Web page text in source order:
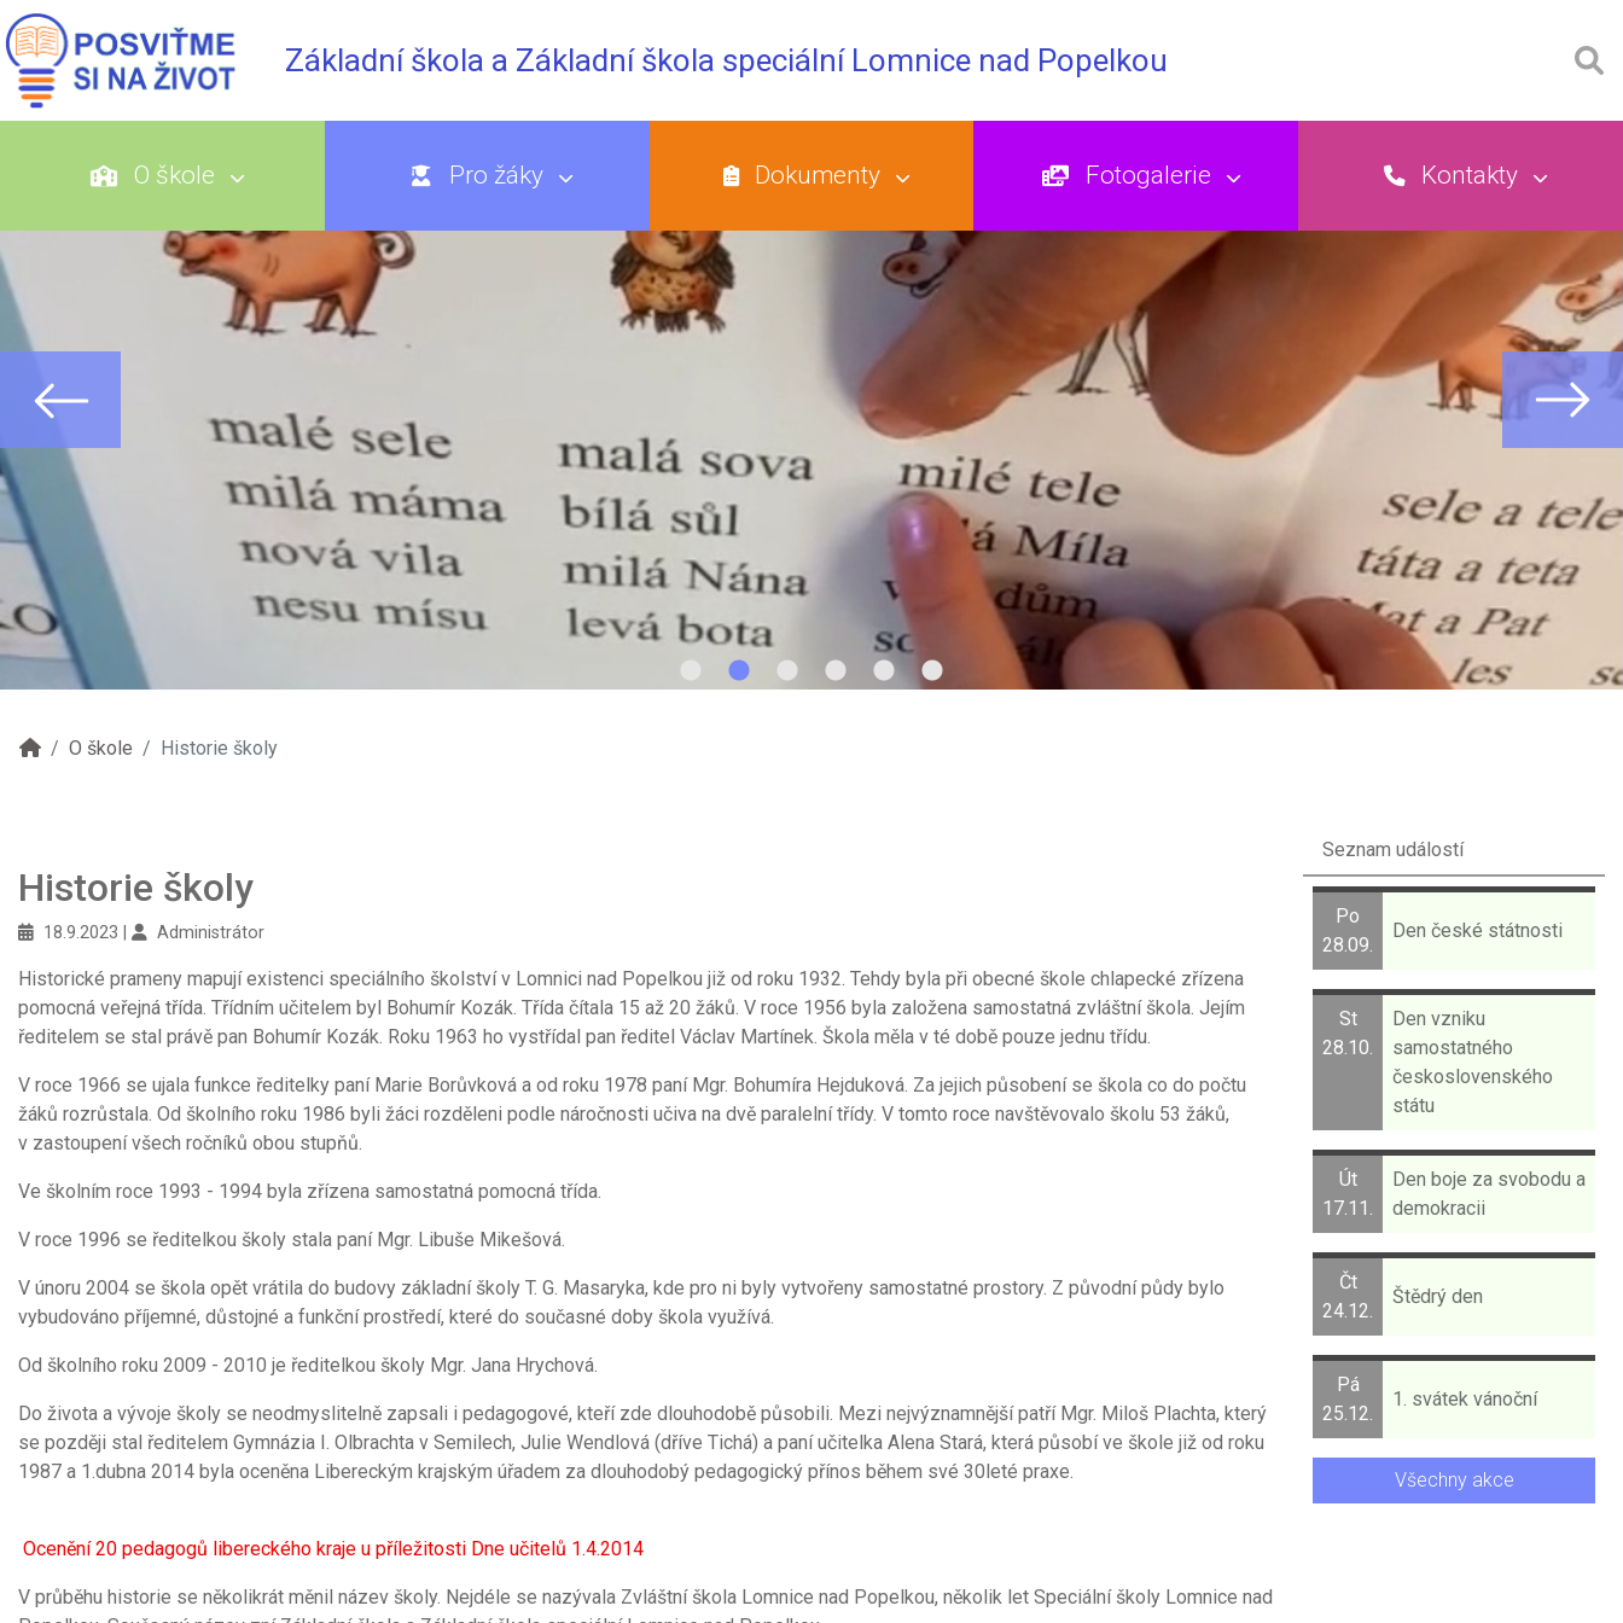
Základní škola a Základní škola speciální Lomnice nad Popelkou
O škole Pro žáky Dokumenty Fotogalerie Kontakty
O škole Historie školy
Historie školy
18.9.2023 Administrátor
Historické prameny mapují existenci speciálního školství v Lomnici nad Popelkou již od roku 1932. Tehdy byla při obecné škole chlapecké zřízena
pomocná veřejná třída. Třídním učitelem byl Bohumír Kozák. Třída čítala 15 až 20 žáků. V roce 1956 byla založena samostatná zvláštní škola. Jejím
ředitelem se stal právě pan Bohumír Kozák. Roku 1963 ho vystřídal pan ředitel Václav Martínek. Škola měla v té době pouze jednu třídu.
V roce 1966 se ujala funkce ředitelky paní Marie Borůvková a od roku 1978 paní Mgr. Bohumíra Hejduková. Za jejich působení se škola co do počtu
žáků rozrůstala. Od školního roku 1986 byli žáci rozděleni podle náročnosti učiva na dvě paralelní třídy. V tomto roce navštěvovalo školu 53 žáků,
v zastoupení všech ročníků obou stupňů.
Ve školním roce 1993 - 1994 byla zřízena samostatná pomocná třída.
V roce 1996 se ředitelkou školy stala paní Mgr. Libuše Mikešová.
V únoru 2004 se škola opět vrátila do budovy základní školy T. G. Masaryka, kde pro ni byly vytvořeny samostatné prostory. Z původní půdy bylo
vybudováno příjemné, důstojné a funkční prostředí, které do současné doby škola využívá.
Od školního roku 2009 - 2010 je ředitelkou školy Mgr. Jana Hrychová.
Do života a vývoje školy se neodmyslitelně zapsali i pedagogové, kteří zde dlouhodobě působili. Mezi nejvýznamnější patří Mgr. Miloš Plachta, který
se později stal ředitelem Gymnázia I. Olbrachta v Semilech, Julie Wendlová (dříve Tichá) a paní učitelka Alena Stará, která působí ve škole již od roku
1987 a 1.dubna 2014 byla oceněna Libereckým krajským úřadem za dlouhodobý pedagogický přínos během své 30leté praxe.
Ocenění 20 pedagogů libereckého kraje u příležitosti Dne učitelů 1.4.2014
V průběhu historie se několikrát měnil název školy. Nejdéle se nazývala Zvláštní škola Lomnice nad Popelkou, několik let Speciální školy Lomnice nad
Seznam událostí
Po
28.09.
Den české státnosti
St
28.10.
Den vzniku
samostatného
československého
státu
Út
17.11.
Den boje za svobodu a
demokracii
Čt
24.12.
Štědrý den
Pá
25.12.
1. svátek vánoční
Všechny akce